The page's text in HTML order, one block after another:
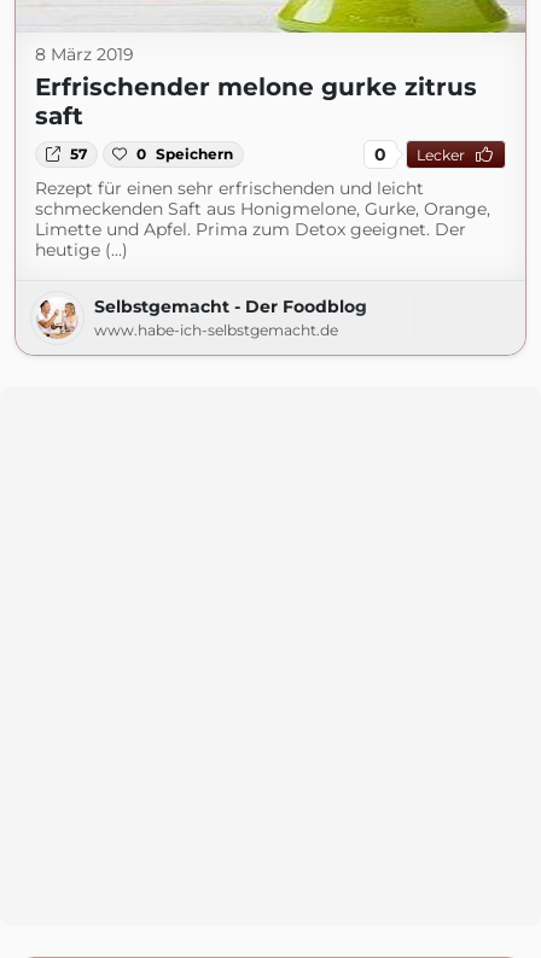
8 März 2019
Erfrischender melone gurke zitrus
saft
57 0 Speichern 0 Lecker
Rezept für einen sehr erfrischenden und leicht
schmeckenden Saft aus Honigmelone, Gurke, Orange,
Limette und Apfel. Prima zum Detox geeignet. Der
heutige (...)
Selbstgemacht - Der Foodblog
www.habe-ich-selbstgemacht.de